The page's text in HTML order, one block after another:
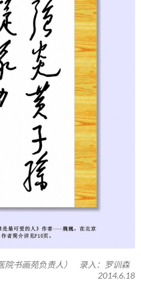
院书画苑负责人） 录入：罗训森
2014.6.18